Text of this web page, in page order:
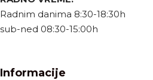
Radnim danima 8:30-18:30h
sub-ned 08:30-15:00h
Informacije